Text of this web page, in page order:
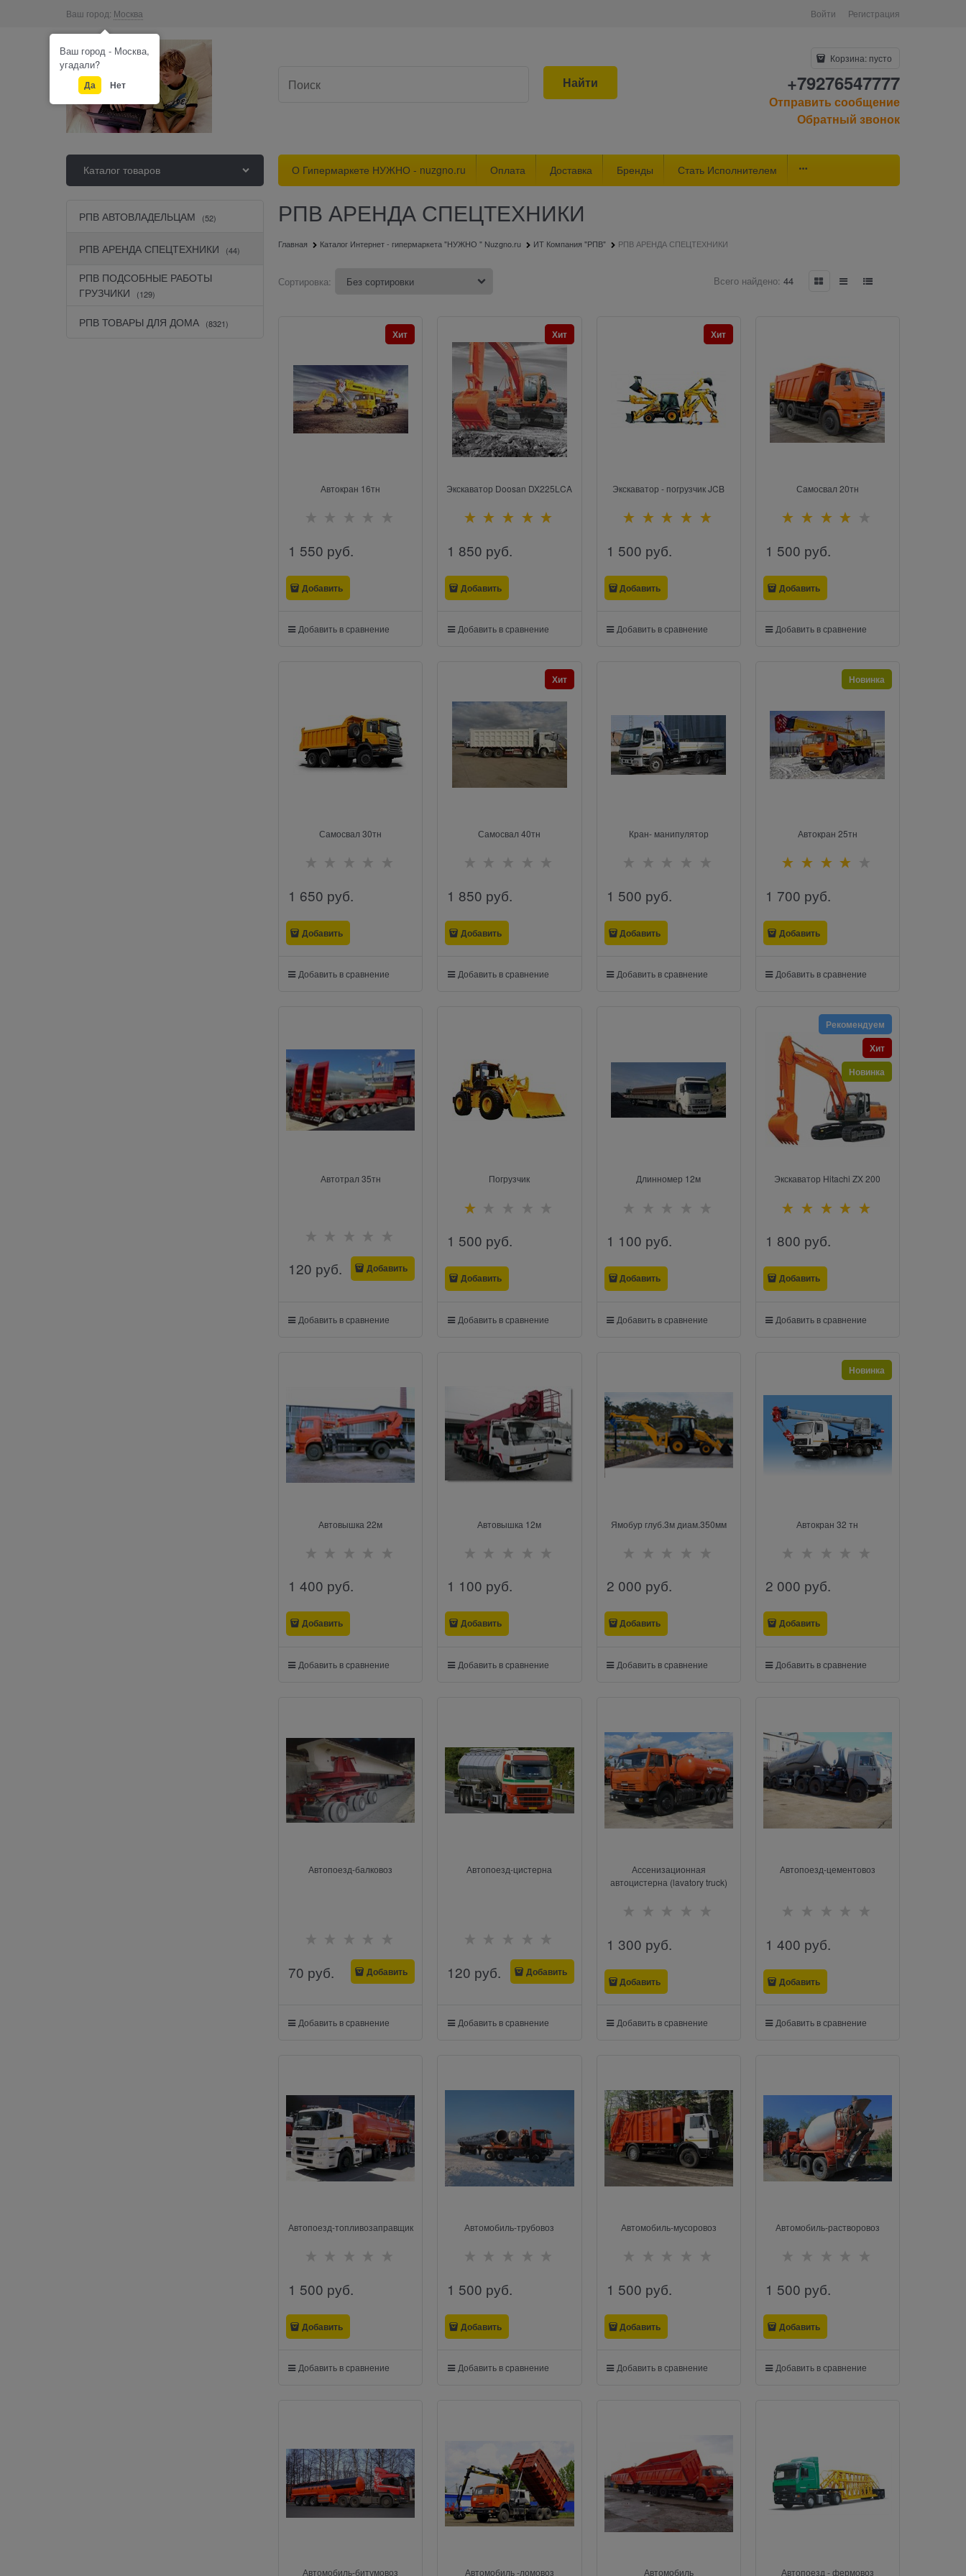
Ваш город: Москва Войти Регистрация
Найти
Корзина: пусто
+79276547777
Отправить сообщение
Обратный звонок
Каталог товаров О Гипермаркете НУЖНО - nuzgno.ru Оплата Доставка Бренды Стать Исполнителем
РПВ АВТОВЛАДЕЛЬЦАМ (52)
РПВ АРЕНДА СПЕЦТЕХНИКИ (44)
РПВ ПОДСОБНЫЕ РАБОТЫ
ГРУЗЧИКИ
(129)
РПВ ТОВАРЫ ДЛЯ ДОМА (8321)
РПВ АРЕНДА СПЕЦТЕХНИКИ
Главная Каталог Интернет - гипермаркета "НУЖНО " Nuzgno.ru ИТ Компания "РПВ" РПВ АРЕНДА СПЕЦТЕХНИКИ
Сортировка: Всего найдено: 44
Автокран 16тн
Хит
1 550 руб.
Добавить
Добавить в сравнение
Экскаватор Doosan DX225LCA
Хит
1 850 руб.
Добавить
Добавить в сравнение
Экскаватор - погрузчик JCB
Хит
1 500 руб.
Добавить
Добавить в сравнение
Самосвал 20тн
1 500 руб.
Добавить
Добавить в сравнение
Самосвал 30тн
1 650 руб.
Добавить
Добавить в сравнение
Самосвал 40тн
Хит
1 850 руб.
Добавить
Добавить в сравнение
Кран- манипулятор
1 500 руб.
Добавить
Добавить в сравнение
Автокран 25тн
Новинка
1 700 руб.
Добавить
Добавить в сравнение
Автотрал 35тн
120 руб. Добавить
Добавить в сравнение
Погрузчик
1 500 руб.
Добавить
Добавить в сравнение
Длинномер 12м
1 100 руб.
Добавить
Добавить в сравнение
Экскаватор Hitachi ZX 200
Рекомендуем
Хит
Новинка
1 800 руб.
Добавить
Добавить в сравнение
Автовышка 22м
1 400 руб.
Добавить
Добавить в сравнение
Автовышка 12м
1 100 руб.
Добавить
Добавить в сравнение
Ямобур глуб.3м диам.350мм
2 000 руб.
Добавить
Добавить в сравнение
Автокран 32 тн
Новинка
2 000 руб.
Добавить
Добавить в сравнение
Автопоезд-балковоз
70 руб. Добавить
Добавить в сравнение
Автопоезд-цистерна
120 руб. Добавить
Добавить в сравнение
Ассенизационная
автоцистерна (lavatory truck)
1 300 руб.
Добавить
Добавить в сравнение
Автопоезд-цементовоз
1 400 руб.
Добавить
Добавить в сравнение
Автопоезд-топливозаправщик
1 500 руб.
Добавить
Добавить в сравнение
Автомобиль-трубовоз
1 500 руб.
Добавить
Добавить в сравнение
Автомобиль-мусоровоз
1 500 руб.
Добавить
Добавить в сравнение
Автомобиль-растворовоз
1 500 руб.
Добавить
Добавить в сравнение
Автомобиль-битумовоз Автомобиль -ломовоз Автомобиль Автопоезд - фермовоз
Ваш город - Москва,
угадали?
Да Нет